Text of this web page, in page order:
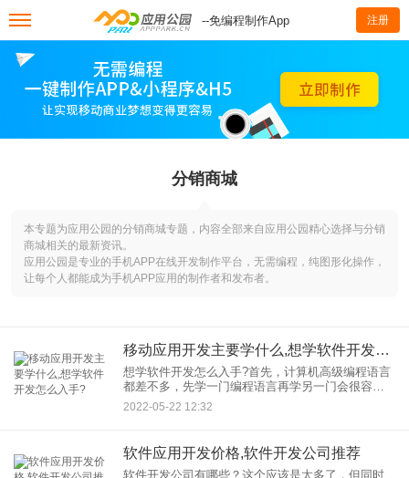
--免编程制作App 注册
分销商城
本专题为应用公园的分销商城专题，内容全部来自应用公园精心选择与分销
商城相关的最新资讯。
应用公园是专业的手机APP在线开发制作平台，无需编程，纯图形化操作，
让每个人都能成为手机APP应用的制作者和发布者。
移动应用开发主要学什么,想学软件开发怎么入手?
想学软件开发怎么入手?首先，计算机高级编程语言
都差不多，先学一门编程语言再学另一门会很容
易。所以先选一个简单的入口，知道编程的原理，
对编程有一定的了解，再去深造，研究自己喜欢的
2022-05-22 12:32
软件应用开发价格,软件开发公司推荐
软件开发公司有哪些？这个应该是太多了，但同时